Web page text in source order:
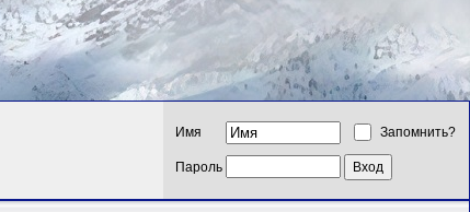
Имя Запомнить?
Пароль